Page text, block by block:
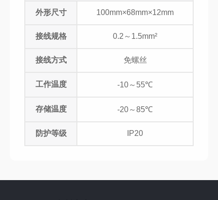
外形尺寸 100mm×68mm×12mm
接线规格 0.2～1.5mm²
接线方式 免螺丝
工作温度 -10～55℃
存储温度 -20～85℃
防护等级 IP20